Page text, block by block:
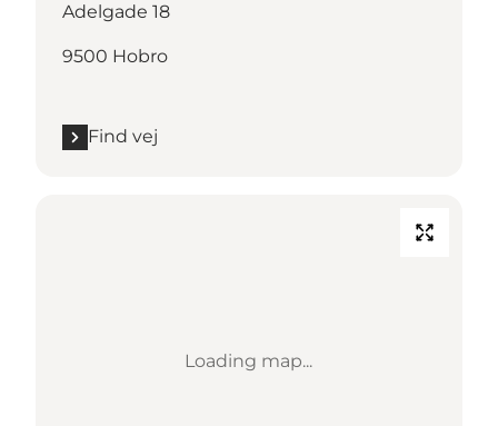
Adelgade 18
9500 Hobro
Find vej
Loading map...